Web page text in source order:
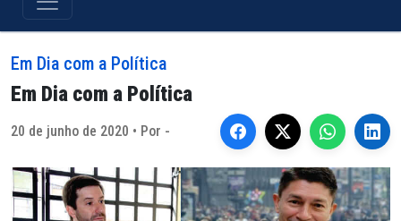
Em Dia com a Política
Em Dia com a Política
20 de junho de 2020 • Por -